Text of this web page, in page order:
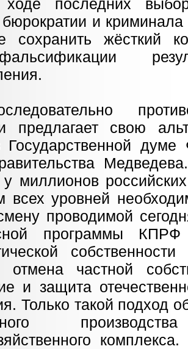
последних
бюрократии и
сохранить жёсткий
предлагает свою
Государственной
у миллионов
всех уровней
проводимой
программы
отмена частной
и защита
Только такой подход